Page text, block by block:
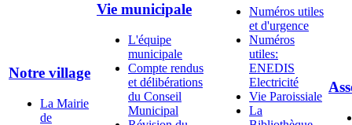
Notre village
La Mairie
de
Vie municipale
L'équipe
municipale
Compte rendus
et délibérations
du Conseil
Municipal
Numéros utiles
et d'urgence
Numéros
utiles:
ENEDIS
Electricité
Vie Paroissiale
La